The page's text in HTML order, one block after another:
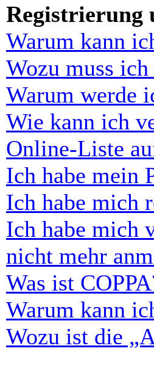
Registrierung
Warum kann
Wozu muss
Warum werde
Wie kann ich
Online-Liste
Ich habe mein
Ich habe mich
Ich habe mich
nicht mehr
Was ist
Warum kann
Wozu ist die